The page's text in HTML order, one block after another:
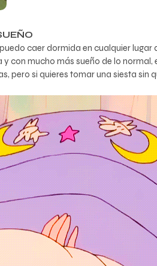
caer dormida en cualquier
con mucho más sueño de lo
pero si quieres tomar una siesta